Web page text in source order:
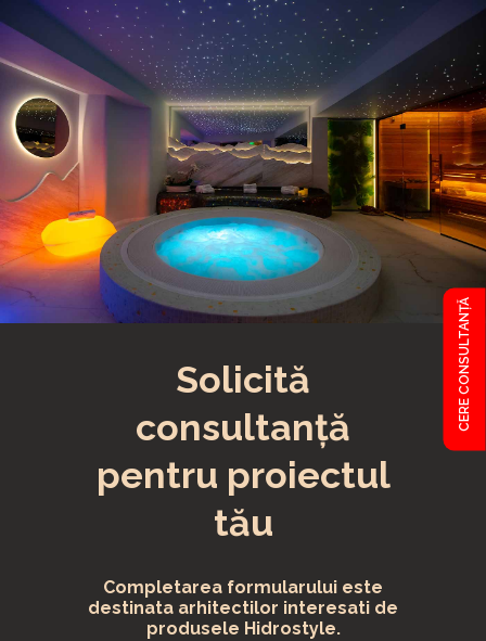
CERE CONSULTANȚĂ
Solicită
consultanță
pentru proiectul
tău
Completarea formularului este
destinata arhitectilor interesati de
produsele Hidrostyle.